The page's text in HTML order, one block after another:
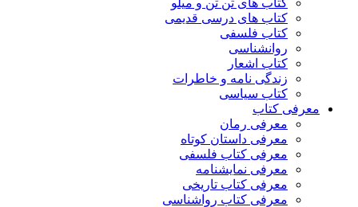
کتاب های تن تن و میلو
کتاب های درسی قدیمی
کتاب فلسفی
روانشناسی
کتاب اشعار
زندگی نامه و خاطرات
کتاب سیاسی
معرفی کتاب
معرفی رمان
معرفی داستان کوتاه
معرفی کتاب فلسفی
معرفی نمایشنامه
معرفی کتاب تاریخی
معرفی کتاب رواشناسی